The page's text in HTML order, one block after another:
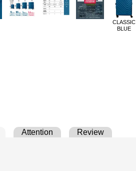
CLASSIC
BLUE
Attention Review